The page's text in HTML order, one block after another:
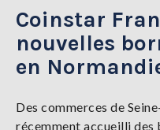
TENDANCES
SERVICES
LA
Coinstar
nouvelles
en
Des commerces de
récemment accueilli des